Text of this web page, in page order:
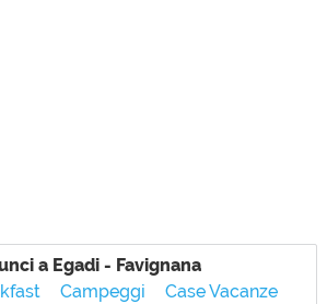
a Egadi - Favignana
Campeggi
Case Vacanze